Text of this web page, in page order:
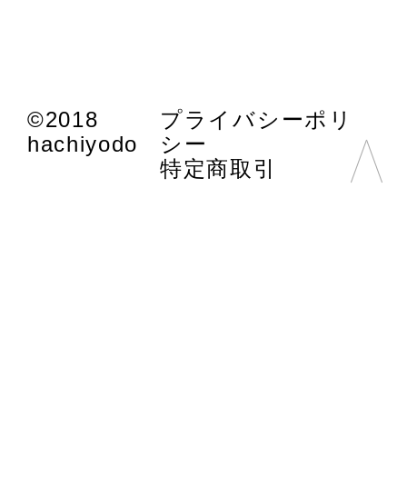
©2018
hachiyodo
プライバシーポリ
シー
特定商取引